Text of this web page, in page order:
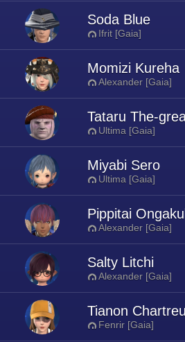
Soda Blue
Ifrit [Gaia]
Momizi Kureha
Alexander [Gaia]
Tataru The-
Ultima [Gaia]
Miyabi Sero
Ultima [Gaia]
Pippitai
Alexander [Gaia]
Salty Litchi
Alexander [Gaia]
Tianon
Fenrir [Gaia]